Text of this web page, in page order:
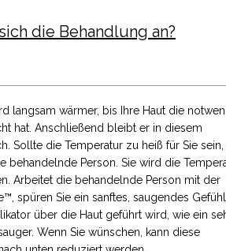
die Behandlung an?
langsam wärmer, bis Ihre Haut die
hat. Anschließend bleibt er in diesem
Sollte die Temperatur zu heiß für Sie sein,
behandelnde Person. Sie wird die
Arbeitet die behandelnde Person mit der
spüren Sie ein sanftes, saugendes
über die Haut geführt wird, wie ein
Wenn Sie wünschen, kann diese